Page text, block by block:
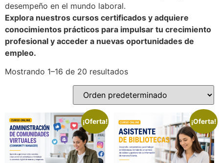
desempeño en el mundo laboral.
Explora nuestros cursos certificados y adquiere
conocimientos prácticos para impulsar tu crecimiento
profesional y acceder a nuevas oportunidades de
empleo.
Mostrando 1–16 de 20 resultados
¡Oferta! ¡Oferta!